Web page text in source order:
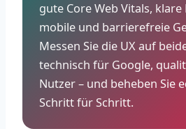
gute Core Web Vitals,
mobile und barrierefreie
Messen Sie die UX auf
technisch für Google,
Nutzer – und beheben Sie
Schritt für Schritt.